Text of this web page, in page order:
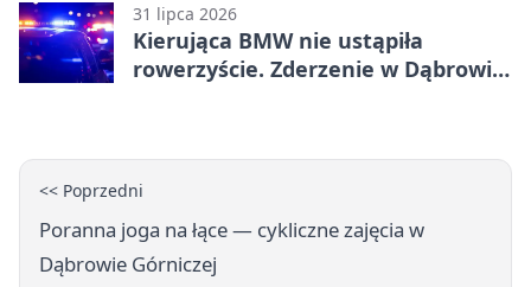
31 lipca 2026
Kierująca BMW nie ustąpiła
rowerzyście. Zderzenie w Dąbrowie
<< Poprzedni
Poranna joga na łące — cykliczne zajęcia w
Dąbrowie Górniczej